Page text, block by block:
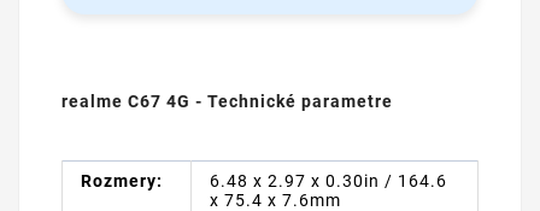
realme C67 4G - Technické parametre
Rozmery:
6.48 x 2.97 x 0.30in / 164.6
x 75.4 x 7.6mm